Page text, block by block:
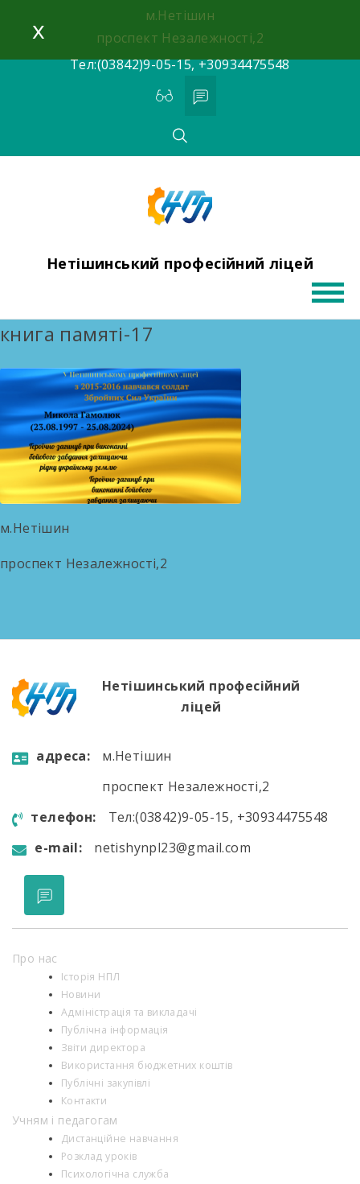
content
м.Нетішин
проспект Незалежності,2
Тел:(03842)9-05-15, +30934475548
Нетішинський професійний ліцей
книга памяті-17
м.Нетішин
проспект Незалежності,2
x
Нетішинський професійний
ліцей
aдресa:
м.Нетішин
проспект Незалежності,2
телефон:
Тел:(03842)9-05-15, +30934475548
e-mail:
netishynpl23@gmail.com
Про нас
Історія НПЛ
Новини
Адміністрація та викладачі
Публічна інформація
Звіти директора
Використання бюджетних коштів
Публічні закупівлі
Контакти
Учням і педагогам
Дистанційне навчання
Розклад уроків
Психологiчна служба